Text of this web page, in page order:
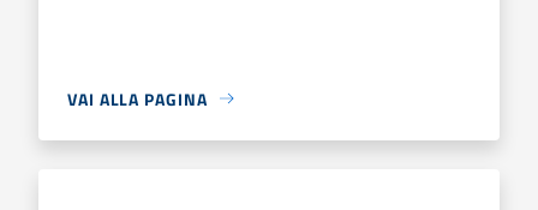
VAI ALLA PAGINA